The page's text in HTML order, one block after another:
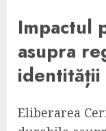
Impactul
asupra
identității
Eliberarea